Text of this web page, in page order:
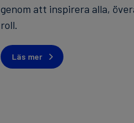
genom att inspirera alla,
roll.
Läs mer